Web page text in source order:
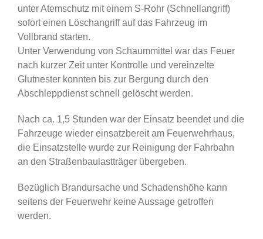
unter Atemschutz mit einem S-Rohr (Schnellangriff)
sofort einen Löschangriff auf das Fahrzeug im
Vollbrand starten.
Unter Verwendung von Schaummittel war das Feuer
nach kurzer Zeit unter Kontrolle und vereinzelte
Glutnester konnten bis zur Bergung durch den
Abschleppdienst schnell gelöscht werden.
Nach ca. 1,5 Stunden war der Einsatz beendet und die
Fahrzeuge wieder einsatzbereit am Feuerwehrhaus,
die Einsatzstelle wurde zur Reinigung der Fahrbahn
an den Straßenbaulastträger übergeben.
Bezüglich Brandursache und Schadenshöhe kann
seitens der Feuerwehr keine Aussage getroffen
werden.